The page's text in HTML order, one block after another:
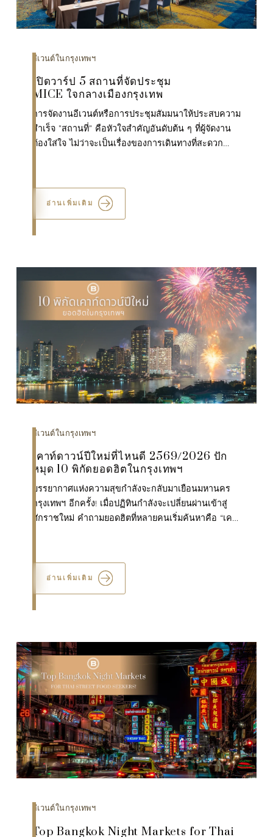
อีเวนต์ในกรุงเทพฯ
เปิดวาร์ป 5 สถานที่จัดประชุม
MICE ใจกลางเมืองกรุงเทพ
อ่านเพิ่มเติม
การจัดงานอีเวนต์หรือการประชุมสัมมนาให้ประสบความ
สำเร็จ "สถานที่" คือหัวใจสำคัญอันดับต้น ๆ ที่ผู้จัดงาน
ต้องใส่ใจ ไม่ว่าจะเป็นเรื่องของการเดินทางที่สะดวก
อีเวนต์ในกรุงเทพฯ
เคาท์ดาวน์ปีใหม่ที่ไหนดี 2569/2026 ปัก
หมุด 10 พิกัดยอดฮิตในกรุงเทพฯ
อ่านเพิ่มเติม
บรรยากาศแห่งความสุขกำลังจะกลับมาเยือนมหานคร
กรุงเทพฯ อีกครั้ง! เมื่อปฏิทินกำลังจะเปลี่ยนผ่านเข้าสู่
ศักราชใหม่ คำถามยอดฮิตที่หลายคนเริ่มค้นหาคือ “เคา
อีเวนต์ในกรุงเทพฯ
Top Bangkok Night Markets for Thai